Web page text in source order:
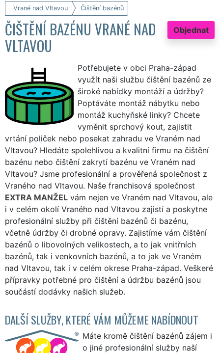
Vrané nad Vltavou Čištění bazénů
Objednat
ČIŠTĚNÍ BAZÉNU VRANÉ NAD
VLTAVOU
Potřebujete v obci Praha-západ
využít naši službu čištění bazénů ze
široké nabídky montáží a údržby?
Poptáváte montáž nábytku nebo
montáž kuchyňské linky? Chcete
vyměnit sprchový kout, zajistit
vrtání poliček nebo posekat zahradu ve Vraném nad
Vltavou? Hledáte spolehlivou a kvalitní firmu na čištění
bazénu nebo čištění zakrytí bazénu ve Vraném nad
Vltavou? Jsme profesionální a prověřená společnost z
Vraného nad Vltavou. Naše franchisová společnost
EXTRA MANŽEL vám nejen ve Vraném nad Vltavou, ale
i v celém okolí Vraného nad Vltavou zajistí a poskytne
profesionální služby při čištění bazénů či bazénu,
včetně údržby či drobné opravy. Zajistíme vám čištění
bazénů o libovolných velikostech, a to jak vnitřních
bazénů, tak i venkovních bazénů, a to jak ve Vraném
nad Vltavou, tak i v celém okrese Praha-západ. Veškeré
přípravky potřebné pro čištění a údržbu bazénů jsou
součástí dodávky našich služeb.
DALŠÍ SLUŽBY, KTERÉ VÁM MŮŽEME NABÍDNOUT
Máte kromě čištění bazénů zájem i
o jiné profesionální služby naší